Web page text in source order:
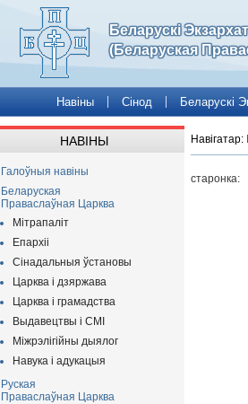
Беларускі
(Беларуская
Навіны Сінод Беларускі
НАВІНЫ
Галоўныя навіны
Беларуская
Праваслаўная Царква
Мітрапаліт
Епархіі
Сінадальныя ўстановы
Царква і дзяржава
Царква і грамадства
Выдавецтвы і СМІ
Міжрэлігійны дыялог
Навука і адукацыя
Руская
Праваслаўная Царква
Навігатар:
старонка: